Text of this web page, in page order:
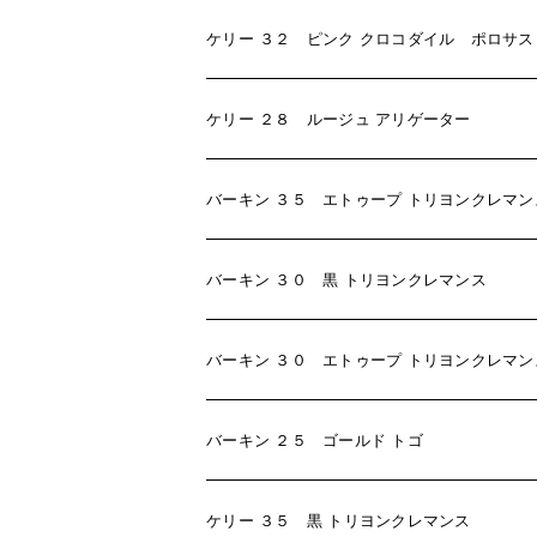
ケリー ３２ ピンク クロコダイル ポロサス
ケリー ２８ ルージュ アリゲーター
バーキン ３５ エトゥープ トリヨンクレマ
バーキン ３０ 黒 トリヨンクレマンス
バーキン ３０ エトゥープ トリヨンクレマ
バーキン ２５ ゴールド トゴ
ケリー ３５ 黒 トリヨンクレマンス